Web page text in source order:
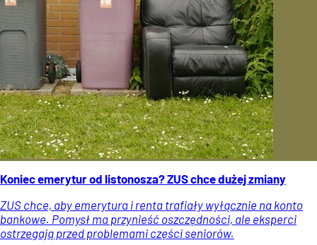
Koniec emerytur od listonosza? ZUS chce dużej zmiany
ZUS chce, aby emerytura i renta trafiały wyłącznie na konto
bankowe. Pomysł ma przynieść oszczędności, ale eksperci
ostrzegają przed problemami części seniorów.